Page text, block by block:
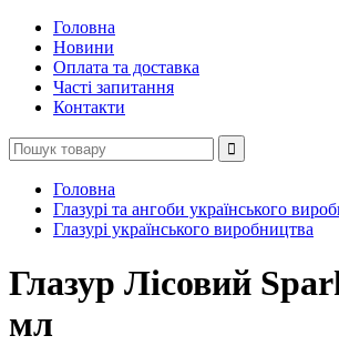
Головна
Новини
Оплата та доставка
Часті запитання
Контакти
Головна
Глазурі та ангоби українського
Глазурі українського виробництва
Глазур Лісовий
мл